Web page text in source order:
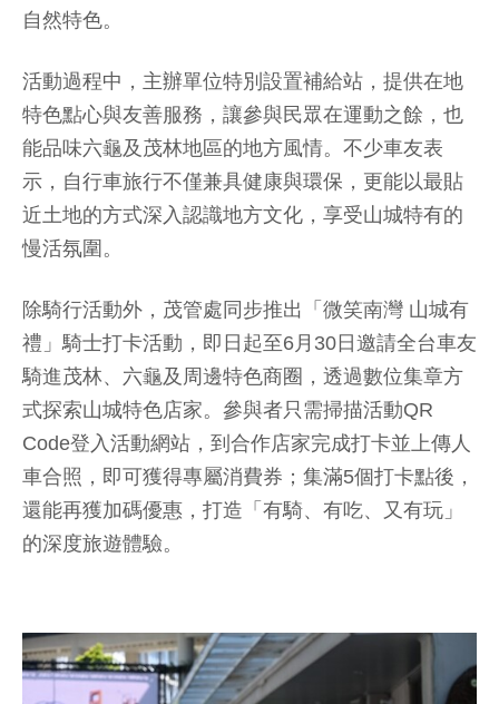
自然特色。
活動過程中，主辦單位特別設置補給站，提供在地
特色點心與友善服務，讓參與民眾在運動之餘，也
能品味六龜及茂林地區的地方風情。不少車友表
示，自行車旅行不僅兼具健康與環保，更能以最貼
近土地的方式深入認識地方文化，享受山城特有的
慢活氛圍。
除騎行活動外，茂管處同步推出「微笑南灣 山城有
禮」騎士打卡活動，即日起至6月30日邀請全台車友
騎進茂林、六龜及周邊特色商圈，透過數位集章方
式探索山城特色店家。參與者只需掃描活動QR
Code登入活動網站，到合作店家完成打卡並上傳人
車合照，即可獲得專屬消費券；集滿5個打卡點後，
還能再獲加碼優惠，打造「有騎、有吃、又有玩」
的深度旅遊體驗。